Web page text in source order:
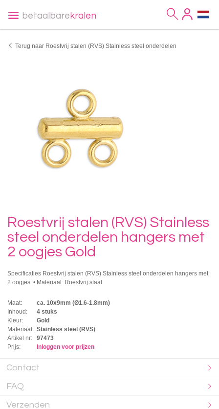
betaalbare kralen
Terug naar Roestvrij stalen (RVS) Stainless steel onderdelen
Roestvrij stalen (RVS) Stainless
steel onderdelen hangers met
2 oogjes Gold
Specificaties Roestvrij stalen (RVS) Stainless steel onderdelen hangers met
2 oogjes: • Materiaal: Roestvrij staal
Maat:
ca. 10x9mm (Ø1.6-1.8mm)
Inhoud:
4 stuks
Kleur:
Gold
Materiaal: Stainless steel (RVS)
Artikel nr:
97473
Prijs:
Inloggen voor prijzen
Contact
FAQ
Verzenden